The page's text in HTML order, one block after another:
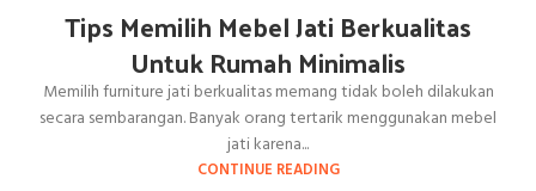
Tips Memilih Mebel Jati Berkualitas
Untuk Rumah Minimalis
Memilih furniture jati berkualitas memang tidak boleh dilakukan
secara sembarangan. Banyak orang tertarik menggunakan mebel
jati karena...
CONTINUE READING